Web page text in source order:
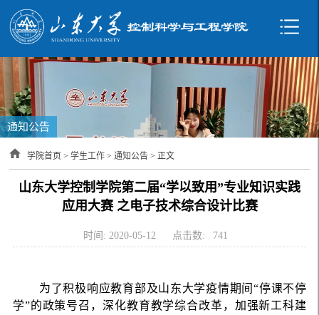
通知公告
学院首页 >学生工作 >通知公告 > 正文
山东大学控制学院第二届“学以致用”专业知识实践
应用大赛 之电子技术综合设计比赛
时间: 2020-05-12 点击数: 741
为了积极响应教育部及山东大学疫情期间“停课不停
学”的政策号召，深化教育教学综合改革，加强新工科建